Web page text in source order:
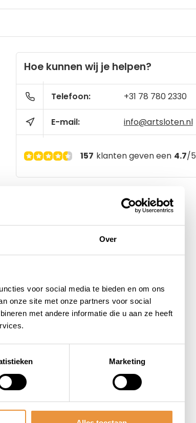
Over
voor social media te bieden en om ons
onze site met onze partners voor social
met andere informatie die u aan ze heeft
Marketing
Hoe kunnen wij je helpen?
Telefoon: +31 78 780 2330
E-mail: info@artsloten.nl
157 klanten geven een 4.7/5